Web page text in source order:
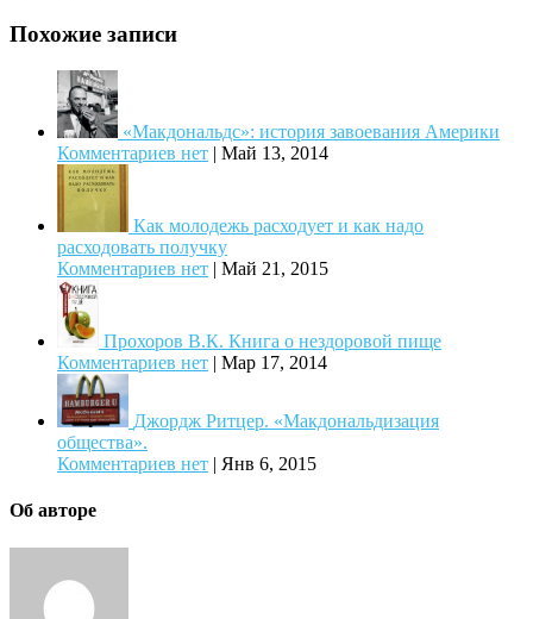
Похожие записи
«Макдональдс»: история завоевания Америки
Комментариев нет | Май 13, 2014
Как молодежь расходует и как надо
расходовать получку
Комментариев нет | Май 21, 2015
Прохоров В.К. Книга о нездоровой пище
Комментариев нет | Мар 17, 2014
Джордж Ритцер. «Макдональдизация
общества».
Комментариев нет | Янв 6, 2015
Об авторе